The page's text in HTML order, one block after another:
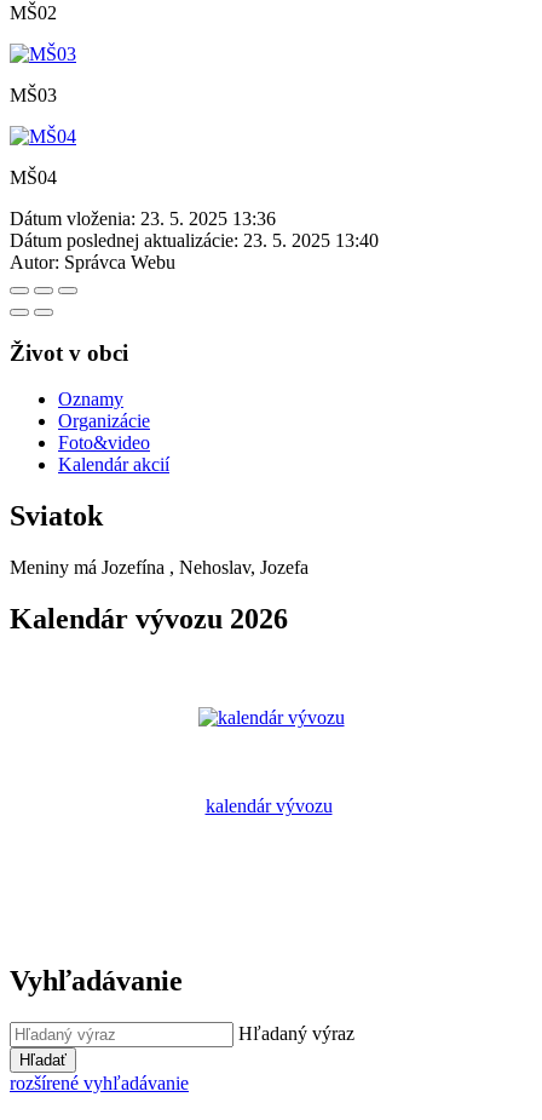
MŠ02
MŠ03
MŠ04
Dátum vloženia: 23. 5. 2025 13:36
Dátum poslednej aktualizácie: 23. 5. 2025 13:40
Autor: Správca Webu
Život v obci
Oznamy
Organizácie
Foto&video
Kalendár akcií
Sviatok
Meniny má Jozefína , Nehoslav, Jozefa
Kalendár vývozu 2026
kalendár vývozu
Vyhľadávanie
Hľadaný výraz
Hľadať
rozšírené vyhľadávanie